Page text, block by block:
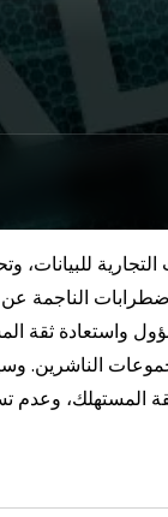
للبيانات،
الناجمة
واستعادة ثقة
الناشرين.
المستهلك،